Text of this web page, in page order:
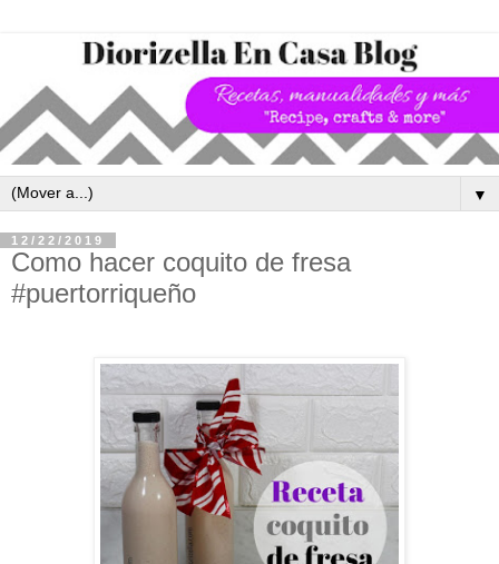
▼
12/22/2019
Como hacer coquito de fresa
#puertorriqueño